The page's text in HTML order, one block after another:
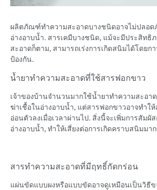
ผลิตภัณฑ์ทำความสะอาดบางชนิดอาจไม่ปลอด
อ่างอาบน้ำ. สารเคมีบางชนิด, แม้จะมีประสิทธิ
สะอาดก็ตาม, สามารถเร่งการเกิดสนิมได้โดยก
ป้องกัน.
น้ำยาทำความสะอาดที่ใช้สารฟอกขาว
เจ้าของบ้านจำนวนมากใช้น้ำยาทำความสะอา
ฆ่าเชื้อในอ่างอาบน้ำ, แต่สารฟอกขาวอาจทำใ
อ่อนตัวลงเมื่อเวลาผ่านไป. สิ่งนี้จะเพิ่มการสัมผั
อ่างอาบน้ำ, ทำให้เสี่ยงต่อการเกิดคราบสนิมมา
สารทำความสะอาดที่มีฤทธิ์กัดกร่อน
แผ่นขัดแบบผงหรือแบบขัดอาจดูเหมือนเป็นวิธี